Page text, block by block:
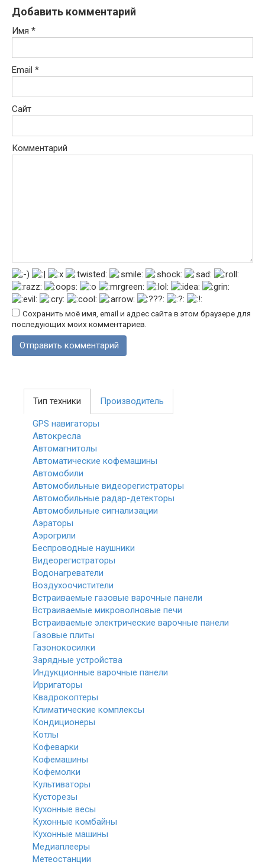
Добавить комментарий
Имя *
Email *
Сайт
Комментарий
Сохранить моё имя, email и адрес сайта в этом браузере для
последующих моих комментариев.
Тип техники Производитель
GPS навигаторы
Автокресла
Автомагнитолы
Автоматические кофемашины
Автомобили
Автомобильные видеорегистраторы
Автомобильные радар-детекторы
Автомобильные сигнализации
Аэраторы
Аэрогрили
Беспроводные наушники
Видеорегистраторы
Водонагреватели
Воздухоочистители
Встраиваемые газовые варочные панели
Встраиваемые микроволновые печи
Встраиваемые электрические варочные панели
Газовые плиты
Газонокосилки
Зарядные устройства
Индукционные варочные панели
Ирригаторы
Квадрокоптеры
Климатические комплексы
Кондиционеры
Котлы
Кофеварки
Кофемашины
Кофемолки
Культиваторы
Кусторезы
Кухонные весы
Кухонные комбайны
Кухонные машины
Медиаплееры
Метеостанции